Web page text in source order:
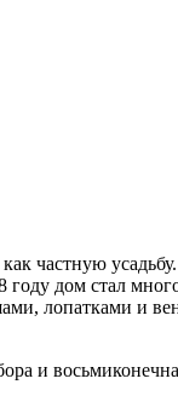
частную
году дом стал
лопатками и
и